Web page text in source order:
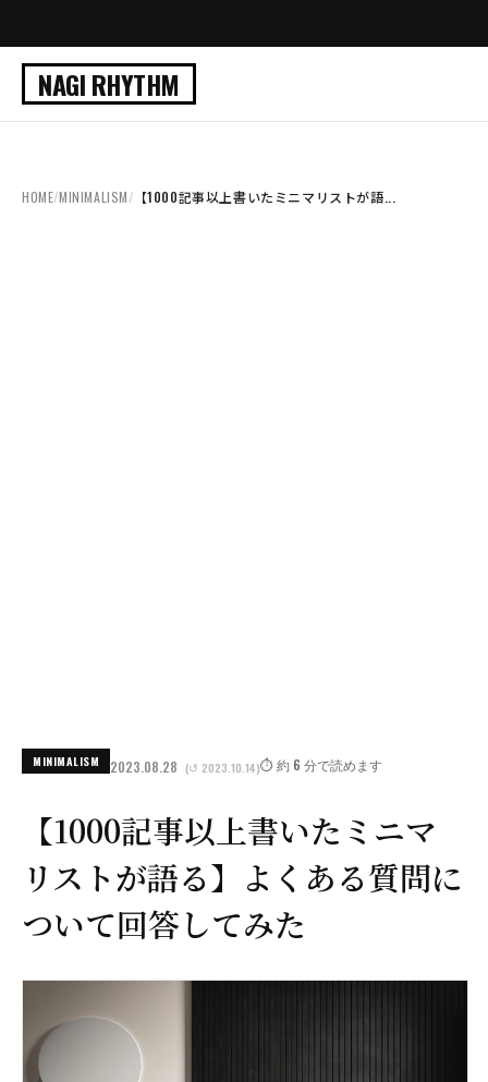
NAGI RHYTHM
HOME/MINIMALISM/ 【1000記事以上書いたミニマリストが語...
MINIMALISM 2023.08.28 (↺ 2023.10.14)⏱️ 約 6 分で読めます
【1000記事以上書いたミニマ
リストが語る】よくある質問に
ついて回答してみた